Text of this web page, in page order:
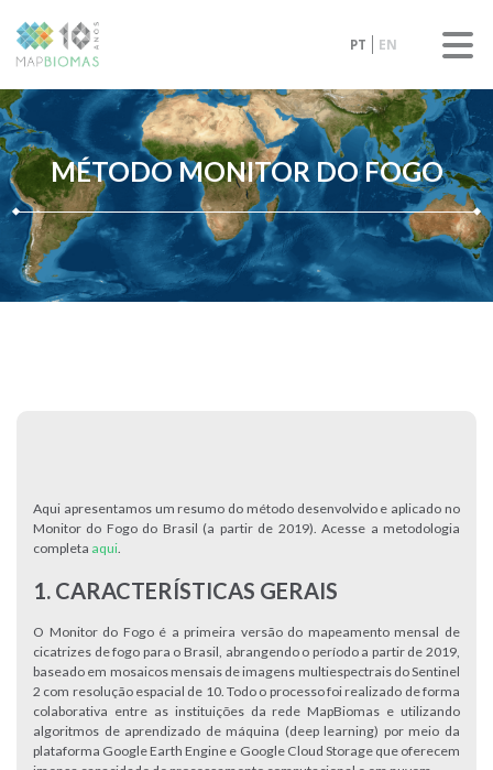
PT EN
MÉTODO MONITOR DO FOGO
Aqui apresentamos um resumo do método desenvolvido e aplicado no
Monitor do Fogo do Brasil (a partir de 2019). Acesse a metodologia
completa aqui.
1. CARACTERÍSTICAS GERAIS
O Monitor do Fogo é a primeira versão do mapeamento mensal de
cicatrizes de fogo para o Brasil, abrangendo o período a partir de 2019,
baseado em mosaicos mensais de imagens multiespectrais do Sentinel
2 com resolução espacial de 10. Todo o processo foi realizado de forma
colaborativa entre as instituições da rede MapBiomas e utilizando
algoritmos de aprendizado de máquina (deep learning) por meio da
plataforma Google Earth Engine e Google Cloud Storage que oferecem